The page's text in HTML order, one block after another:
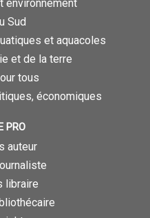
environnement
Sud
et aquacoles
et de la terre
tous
économiques
PRO
auteur
libraire